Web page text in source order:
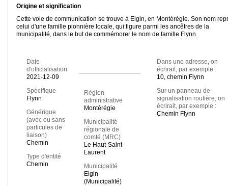
Origine et signification
Cette voie de communication se trouve à Elgin, en Montérégie. Son nom
celui d'une famille pionnière locale, qui figure parmi les ancêtres de la
municipalité, dans le but de commémorer le nom de famille Flynn.
Date
d'officialisation
2021-12-09
Spécifique
Flynn
Générique
(avec ou sans
particules de
liaison)
Chemin
Type d'entité
Chemin
Région
administrative
Montérégie
Municipalité
régionale de
comté (MRC)
Le Haut-Saint-
Laurent
Municipalité
Elgin
(Municipalité)
Dans une adresse, on
écrirait, par exemple :
10, chemin Flynn
Sur un panneau de
signalisation routière, on
écrirait, par exemple :
Chemin Flynn